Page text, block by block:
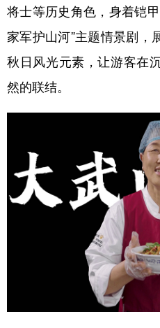
将士等历史角色，身着铠
家军护山河”主题情景剧，
秋日风光元素，让游客在
然的联结。